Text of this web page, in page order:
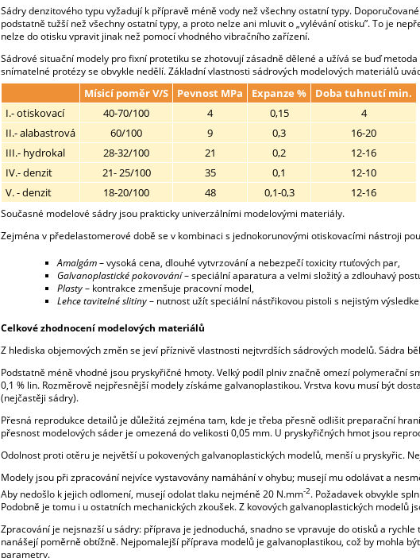
Sádry denzitového typu vyžadují k přípravě méně vody než všechny ostatní typy.
podstatně tužší než všechny ostatní typy, a proto nelze ani mluvit o „vylévání otisku”. To je
nelze do otisku vpravit jinak než pomocí vhodného vibračního zařízení.
Sádrové situační modely pro fixní protetiku se zhotovují zásadně dělené a užívá se buď
snímatelné protézy se obvykle nedělí. Základní vlastnosti sádrových modelových materiálů
Mísicí poměr V/S Pevnost MPa Expanze %
Doba tuhnutí min.
I.- otiskovací
40-70/100 4 0,15
4
II.- alabastrová
60/100 9 0,3
16-20
III.- hydrokal
28-32/100 21 0,2
12-16
IV.- denzit
21- 25/100 35 0,1
12-10
V. - denzit
18-20/100 48 0,1-0,3 12-16
Současné modelové sádry jsou prakticky univerzálními modelovými materiály.
Zejména v předelastomerové době se v kombinaci s jednokorunovými otiskovacími nástroji
Amalgám– vysoká cena, dlouhé vytvrzování a nebezpečí toxicity rtuťových par,
Galvanoplastické pokovování– speciální aparatura a velmi složitý a zdlouhavý
Plasty– kontrakce zmenšuje pracovní model,
Lehce tavitelné slitiny– nutnost užít speciální nástřikovou pistoli s nejistým
Celkové zhodnocení modelových materiálů
Z hlediska objemových změn se jeví příznivě vlastnosti nejtvrdších sádrových modelů. Sádra
Podstatně méně vhodné jsou pryskyřičné hmoty. Velký podíl plniv značně omezí polymerační
0,1 % lin. Rozměrově nejpřesnější modely získáme galvanoplastikou. Vrstva kovu musí být
(nejčastěji sádry).
Přesná reprodukce detailů je důležitá zejména tam, kde je třeba přesně odlišit preparační
přesnost modelových sáder je omezená do velikosti 0,05 mm. U pryskyřičných hmot jsou
Odolnost proti otěru je největší u pokovených galvanoplastických modelů, menší u pryskyřic.
Modely jsou při zpracování nejvíce vystavovány namáhání v ohybu; musejí mu odolávat a
Aby nedošlo k jejich odlomení, musejí odolat tlaku nejméně 20 N.mm-2. Požadavek obvykle
Podobně je tomu i u ostatních mechanických zkoušek. Z kovových galvanoplastických
Zpracování je nejsnazší u sádry: příprava je jednoduchá, snadno se vpravuje do otisků a
nanášejí poměrně obtížně. Nejpomalejší příprava modelů je galvanoplastikou, což by mohla
parametry.